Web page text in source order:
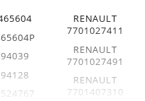
RENAULT
7701027411
RENAULT
7701027491
RENAULT
7701407310